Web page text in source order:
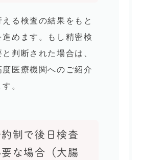
える検査の結果をもと
進めます。もし精密検
判断された場合は、
度医療機関へのご紹介
。
制で後日検査
要な場合（大腸